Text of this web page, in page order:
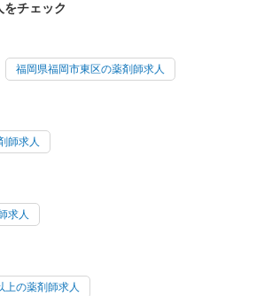
をチェック
福岡県福岡市東区の薬剤師求人
師求人
求人
上の薬剤師求人